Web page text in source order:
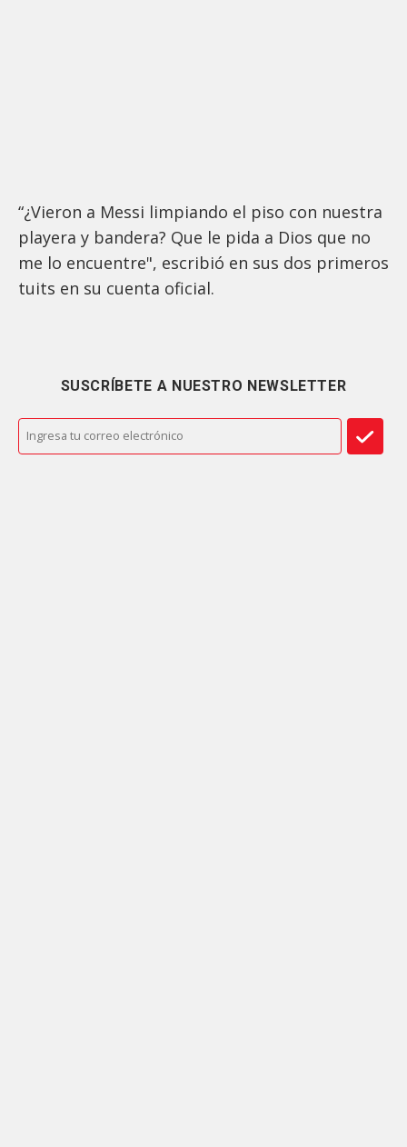
“¿Vieron a Messi limpiando el piso con nuestra
playera y bandera? Que le pida a Dios que no
me lo encuentre", escribió en sus dos primeros
tuits en su cuenta oficial.
SUSCRÍBETE A NUESTRO NEWSLETTER